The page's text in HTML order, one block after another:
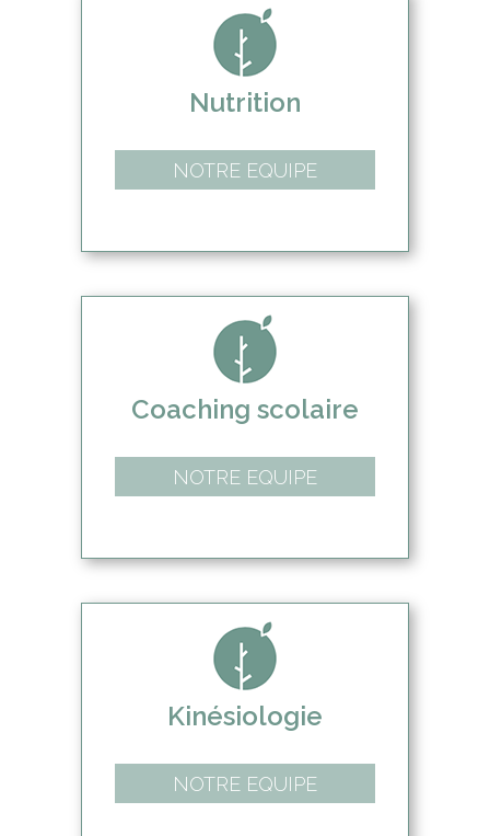
Nutrition
NOTRE EQUIPE
Coaching scolaire
NOTRE EQUIPE
Kinésiologie
NOTRE EQUIPE